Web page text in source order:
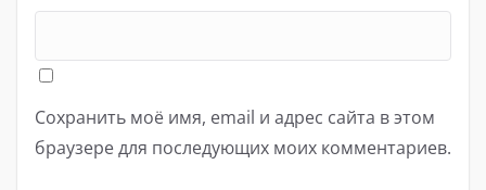
Сохранить моё имя, email и адрес сайта в этом
браузере для последующих моих комментариев.